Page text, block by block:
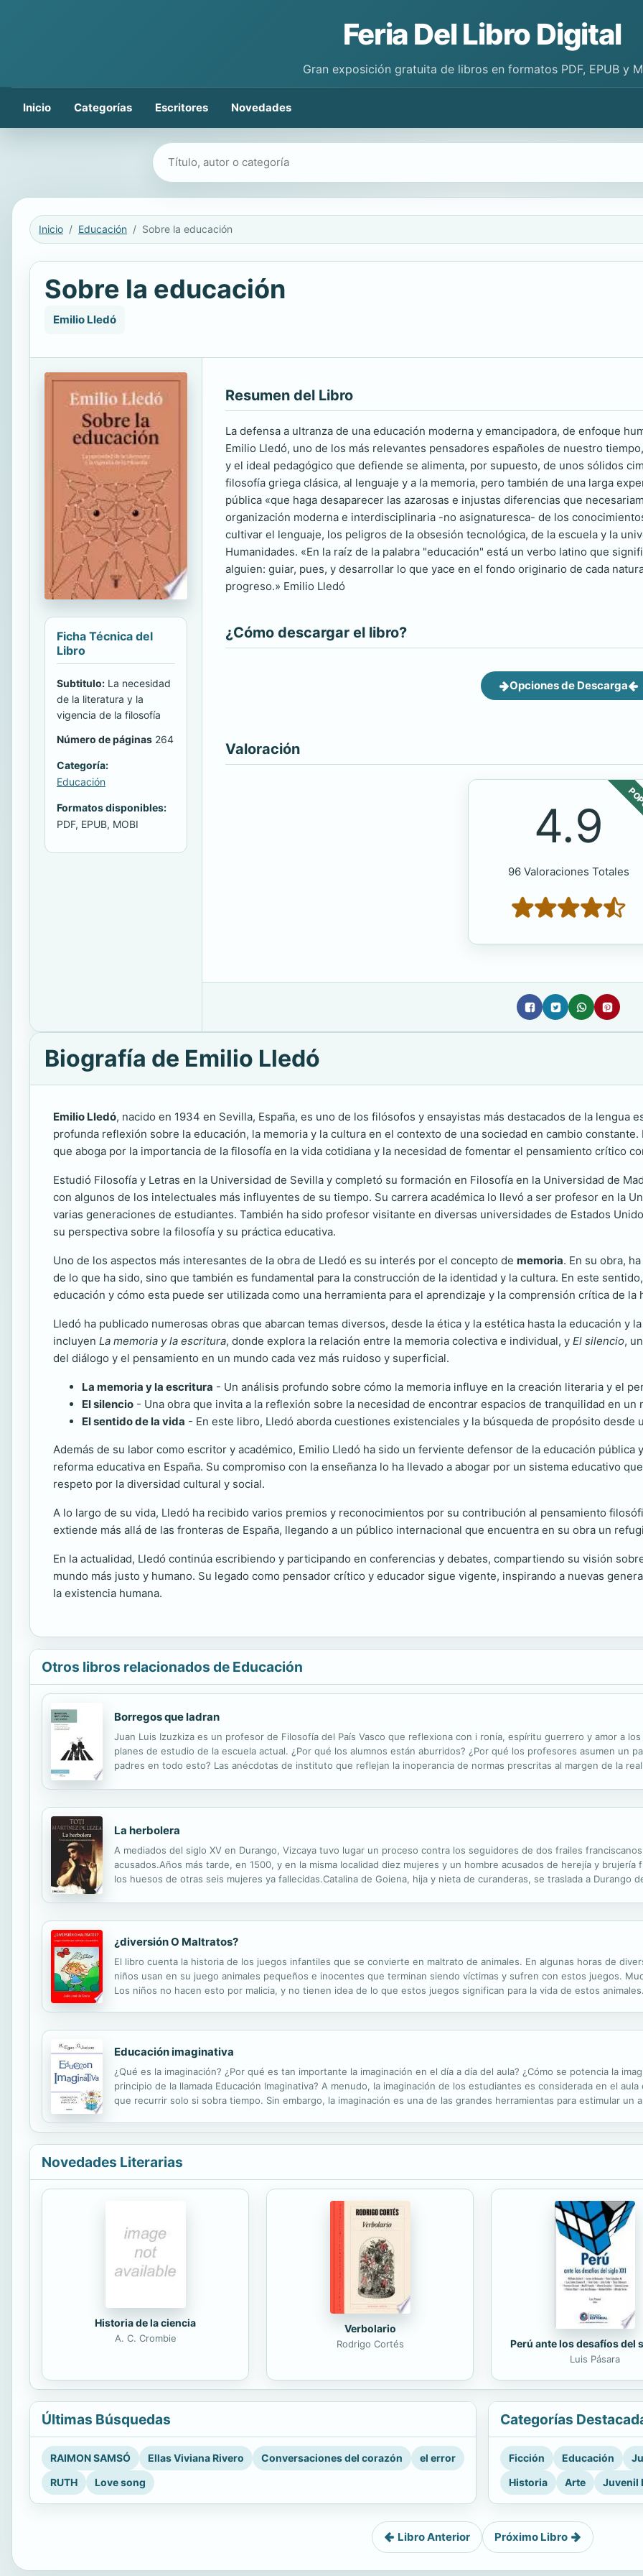
Feria Del Libro Digital
Gran exposición gratuita de libros en formatos PDF, EPUB y
Inicio Categorías Escritores Novedades
Buscar libros
Inicio Educación Sobre la educación
Sobre la educación
Emilio Lledó
Ficha Técnica del
Libro
Subtitulo: La necesidad
de la literatura y la
vigencia de la filosofía
Número de páginas 264
Categoría:
Educación
Formatos disponibles:
PDF, EPUB, MOBI
Resumen del Libro
La defensa a ultranza de una educación moderna y emancipadora, de enfoque
Emilio Lledó, uno de los más relevantes pensadores españoles de nuestro
y el ideal pedagógico que defiende se alimenta, por supuesto, de unos sólidos
filosofía griega clásica, al lenguaje y a la memoria, pero también de una larga
pública «que haga desaparecer las azarosas e injustas diferencias que
organización moderna e interdisciplinaria -no asignaturesca- de los
cultivar el lenguaje, los peligros de la obsesión tecnológica, de la escuela y la
Humanidades. «En la raíz de la palabra "educación" está un verbo latino que
alguien: guiar, pues, y desarrollar lo que yace en el fondo originario de cada
progreso.» Emilio Lledó
¿Cómo descargar el libro?
Opciones de Descarga
Valoración
4.9
96 Valoraciones Totales
Biografía de Emilio Lledó
Emilio Lledó, nacido en 1934 en Sevilla, España, es uno de los filósofos y ensayistas más destacados de la lengua
profunda reflexión sobre la educación, la memoria y la cultura en el contexto de una sociedad en cambio
que aboga por la importancia de la filosofía en la vida cotidiana y la necesidad de fomentar el pensamiento crítico
Estudió Filosofía y Letras en la Universidad de Sevilla y completó su formación en Filosofía en la Universidad de
con algunos de los intelectuales más influyentes de su tiempo. Su carrera académica lo llevó a ser profesor en la
varias generaciones de estudiantes. También ha sido profesor visitante en diversas universidades de Estados
su perspectiva sobre la filosofía y su práctica educativa.
Uno de los aspectos más interesantes de la obra de Lledó es su interés por el concepto de memoria. En su obra,
de lo que ha sido, sino que también es fundamental para la construcción de la identidad y la cultura. En este
educación y cómo esta puede ser utilizada como una herramienta para el aprendizaje y la comprensión crítica de la
Lledó ha publicado numerosas obras que abarcan temas diversos, desde la ética y la estética hasta la educación y
incluyen La memoria y la escritura, donde explora la relación entre la memoria colectiva e individual, y El silencio,
del diálogo y el pensamiento en un mundo cada vez más ruidoso y superficial.
La memoria y la escritura - Un análisis profundo sobre cómo la memoria influye en la creación literaria y el
El silencio - Una obra que invita a la reflexión sobre la necesidad de encontrar espacios de tranquilidad en un
El sentido de la vida - En este libro, Lledó aborda cuestiones existenciales y la búsqueda de propósito desde
Además de su labor como escritor y académico, Emilio Lledó ha sido un ferviente defensor de la educación
reforma educativa en España. Su compromiso con la enseñanza lo ha llevado a abogar por un sistema educativo
respeto por la diversidad cultural y social.
A lo largo de su vida, Lledó ha recibido varios premios y reconocimientos por su contribución al pensamiento
extiende más allá de las fronteras de España, llegando a un público internacional que encuentra en su obra un
En la actualidad, Lledó continúa escribiendo y participando en conferencias y debates, compartiendo su visión
mundo más justo y humano. Su legado como pensador crítico y educador sigue vigente, inspirando a nuevas
la existencia humana.
Otros libros relacionados de Educación
Borregos que ladran
Juan Luis Izuzkiza es un profesor de Filosofía del País Vasco que reflexiona con i ronía, espíritu guerrero y amor a
planes de estudio de la escuela actual. ¿Por qué los alumnos están aburridos? ¿Por qué los profesores asumen un
padres en todo esto? Las anécdotas de instituto que reflejan la inoperancia de normas prescritas al margen de la
La herbolera
A mediados del siglo XV en Durango, Vizcaya tuvo lugar un proceso contra los seguidores de dos frailes
acusados.Años más tarde, en 1500, y en la misma localidad diez mujeres y un hombre acusados de herejía y
los huesos de otras seis mujeres ya fallecidas.Catalina de Goiena, hija y nieta de curanderas, se traslada a Durango
¿diversión O Maltratos?
El libro cuenta la historia de los juegos infantiles que se convierte en maltrato de animales. En algunas horas de
niños usan en su juego animales pequeños e inocentes que terminan siendo víctimas y sufren con estos juegos.
Los niños no hacen esto por malicia, y no tienen idea de lo que estos juegos significan para la vida de estos
Educación imaginativa
¿Qué es la imaginación? ¿Por qué es tan importante la imaginación en el día a día del aula? ¿Cómo se potencia la
principio de la llamada Educación Imaginativa? A menudo, la imaginación de los estudiantes es considerada en el
que recurrir solo si sobra tiempo. Sin embargo, la imaginación es una de las grandes herramientas para estimular un
Novedades Literarias
Historia de la ciencia
A. C. Crombie
Verbolario
Rodrigo Cortés Perú ante los desafíos del
Luis Pásara
Últimas Búsquedas
RAIMON SAMSÓ Ellas Viviana Rivero Conversaciones del corazón
el error
RUTH
Love song
Categorías
Ficción Educación
Historia
Arte Juvenil
Libro Anterior Próximo Libro